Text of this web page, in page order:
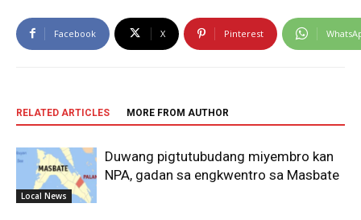
Facebook X Pinterest
RELATED ARTICLES MORE FROM AUTHOR
Local News
Duwang pigtutubudang miyembro kan
NPA, gadan sa engkwentro sa Masbate